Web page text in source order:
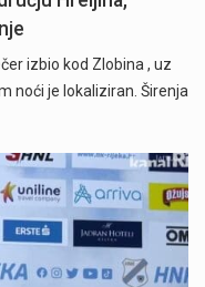
izbio kod Zlobina , uz
noći je lokaliziran. Širenja